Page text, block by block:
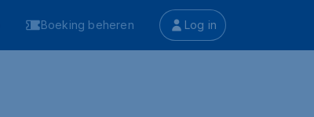
Boeking beheren Log in